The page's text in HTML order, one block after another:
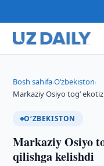
Bosh sahifa›O‘zbekiston›
Markaziy Osiyo tog‘
O‘ZBEKISTON
Markaziy Osiyo
qilishga kelishdi